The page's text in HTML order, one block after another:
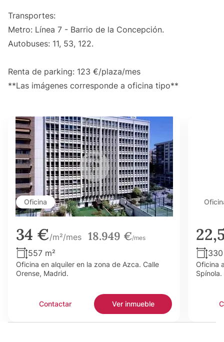
Transportes:
Metro: Línea 7 - Barrio de la Concepción.
Autobuses: 11, 53, 122.
Renta de parking: 123 €/plaza/mes
**Las imágenes corresponde a oficina tipo**
Oficina
34 €/m²/mes 18.949 €/mes
557 m²
Oficina en alquiler en la zona de Azca. Calle
Orense, Madrid.
Contactar Ver inmueble
Oficina
Spínola.